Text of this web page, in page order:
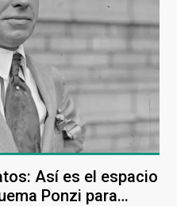
Así es el espacio
Ponzi para